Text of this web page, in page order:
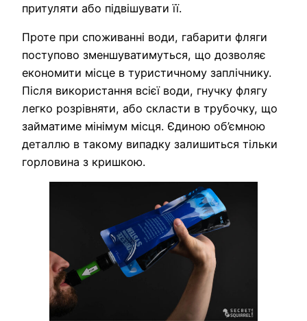
притуляти або підвішувати її.
Проте при споживанні води, габарити фляги
поступово зменшуватимуться, що дозволяє
економити місце в туристичному заплічнику.
Після використання всієї води, гнучку флягу
легко розрівняти, або скласти в трубочку, що
займатиме мінімум місця. Єдиною об’ємною
деталлю в такому випадку залишиться тільки
горловина з кришкою.